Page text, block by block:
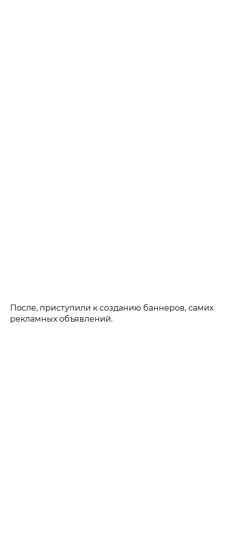
После, приступили к созданию баннеров, самих
рекламных объявлений.